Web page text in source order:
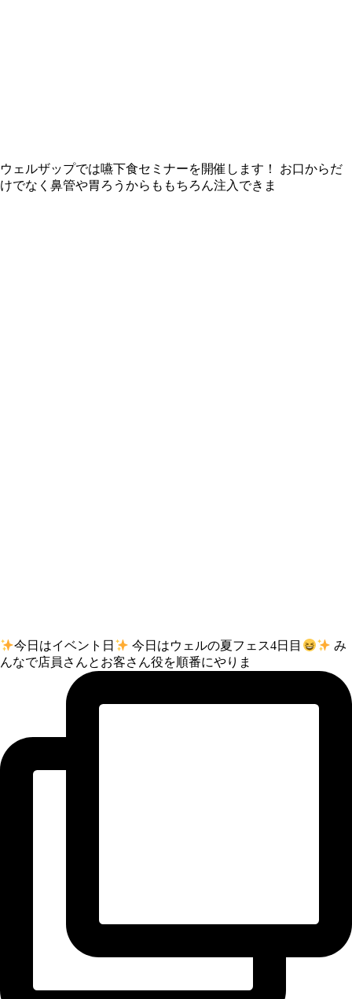
ウェルザップでは嚥下食セミナーを開催します！ お口からだ
けでなく鼻管や胃ろうからももちろん注入できま
今日はイベント日 今日はウェルの夏フェス4日目
み
んなで店員さんとお客さん役を順番にやりま